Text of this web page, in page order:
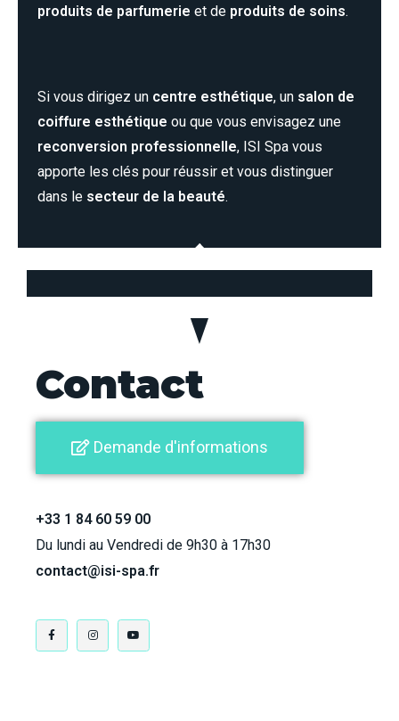
produits de parfumerie et de produits de soins.
Si vous dirigez un centre esthétique, un salon de
coiffure esthétique ou que vous envisagez une
reconversion professionnelle, ISI Spa vous
apporte les clés pour réussir et vous distinguer
dans le secteur de la beauté.
Contact
Demande d'informations
+33 1 84 60 59 00
Du lundi au Vendredi de 9h30 à 17h30
contact@isi-spa.fr